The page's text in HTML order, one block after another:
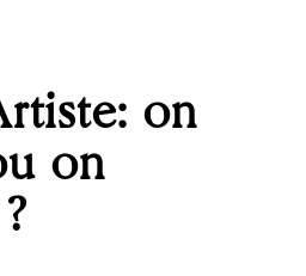
on
on